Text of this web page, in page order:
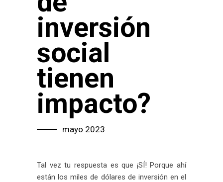
inversión
social
tienen
impacto?
mayo 2023
Tal vez tu respuesta es que ¡SÍ! Porque ahí
están los miles de dólares de inversión en el